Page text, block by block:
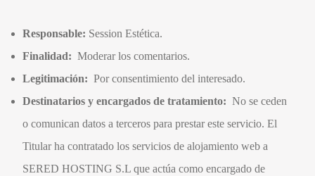
Responsable: Session Estética.
Finalidad: Moderar los comentarios.
Legitimación: Por consentimiento del interesado.
Destinatarios y encargados de tratamiento: No se ceden
o comunican datos a terceros para prestar este servicio. El
Titular ha contratado los servicios de alojamiento web a
SERED HOSTING S.L que actúa como encargado de